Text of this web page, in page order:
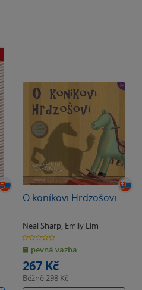
O koníkovi Hrdzošovi
Neal Sharp Emily Lim
0.0
z
5
hvězdiček
pevná vazba
267 Kč
Běžně 298 Kč